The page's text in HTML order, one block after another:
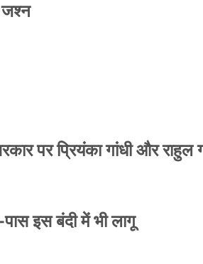
जश्न
पास इस बंदी में भी लागू
पर प्रियंका गांधी और
पास इस बंदी में भी लागू